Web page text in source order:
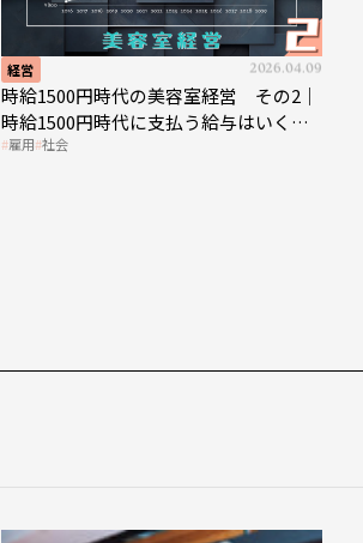
経営 2026.04.09
時給1500円時代の美容室経営 その2｜
時給1500円時代に支払う給与はいくら
なのか
雇用 社会